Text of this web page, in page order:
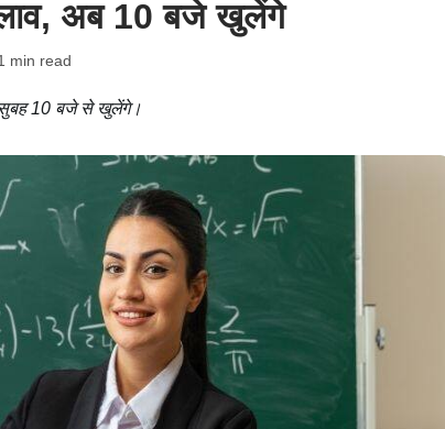
अब 10 बजे खुलेंगे
min read
सुबह 10 बजे से खुलेंगे।